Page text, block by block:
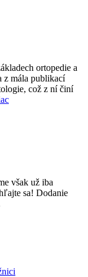
ortopedie a
z mála publikací
což z ní činí
však už iba
sa! Dodanie